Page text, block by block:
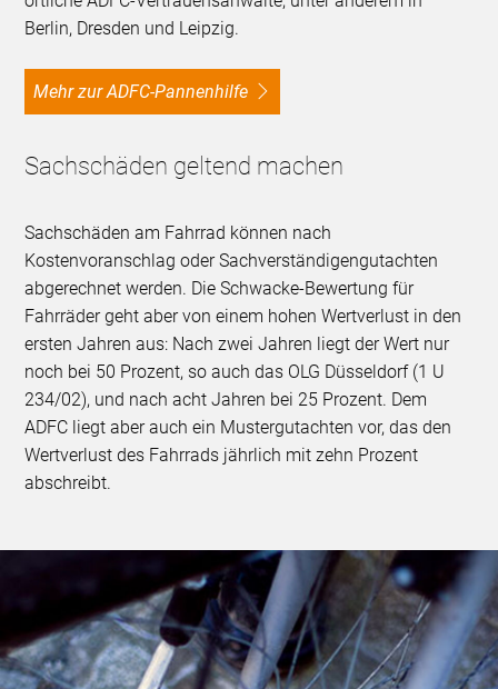
Berlin, Dresden und Leipzig.
Mehr zur ADFC-Pannenhilfe
Sachschäden geltend machen
Sachschäden am Fahrrad können nach
Kostenvoranschlag oder Sachverständigengutachten
abgerechnet werden. Die Schwacke-Bewertung für
Fahrräder geht aber von einem hohen Wertverlust in den
ersten Jahren aus: Nach zwei Jahren liegt der Wert nur
noch bei 50 Prozent, so auch das OLG Düsseldorf (1 U
234/02), und nach acht Jahren bei 25 Prozent. Dem
ADFC liegt aber auch ein Mustergutachten vor, das den
Wertverlust des Fahrrads jährlich mit zehn Prozent
abschreibt.